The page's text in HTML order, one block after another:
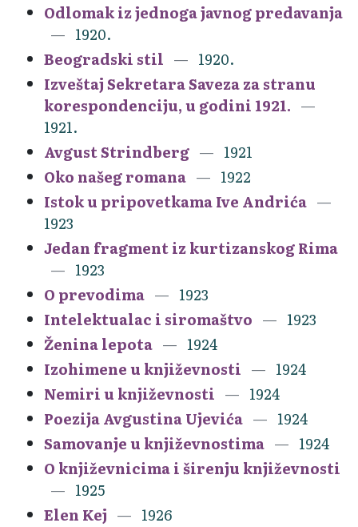
Odlomak iz jednoga javnog predavanja
1920.
Beogradski stil
1920.
Izveštaj Sekretara Saveza za stranu
korespondenciju, u godini 1921.
1921.
Avgust Strindberg
1921
Oko našeg romana
1922
Istok u pripovetkama Ive Andrića
1923
Jedan fragment iz kurtizanskog Rima
1923
O prevodima
1923
Intelektualac i siromaštvo
1923
Ženina lepota
1924
Izohimene u književnosti
1924
Nemiri u književnosti
1924
Poezija Avgustina Ujevića
1924
Samovanje u književnostima
1924
O književnicima i širenju književnosti
1925
Elen Kej
1926